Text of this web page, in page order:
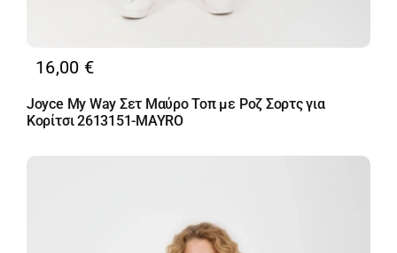
16,00 €
Joyce My Way Σετ Μαύρο Τοπ με Ροζ Σορτς για
Κορίτσι 2613151-MAYRO